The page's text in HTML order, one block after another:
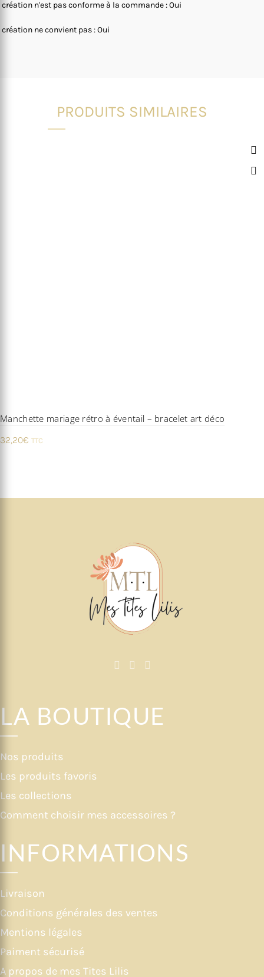
création n'est pas conforme à la commande : Oui
création ne convient pas : Oui
PRODUITS SIMILAIRES
Manchette mariage rétro à éventail – bracelet art déco
32,20€ TTC
LA BOUTIQUE
Nos produits
Les produits favoris
Les collections
Comment choisir mes accessoires ?
INFORMATIONS
Livraison
Conditions générales des ventes
Mentions légales
Paiment sécurisé
A propos de mes Tites Lilis